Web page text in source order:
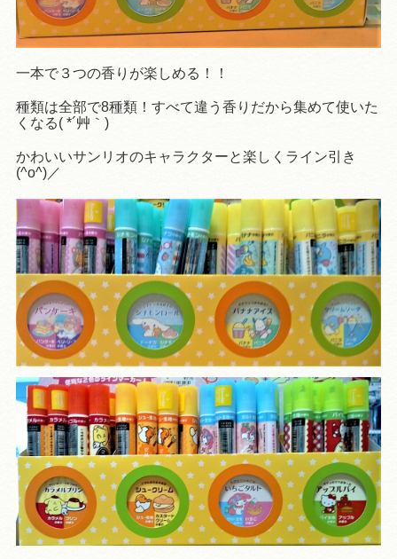
一本で３つの香りが楽しめる！！
種類は全部で8種類！すべて違う香りだから集めて使いた
くなる( *´艸｀)
かわいいサンリオのキャラクターと楽しくライン引き
(^o^)／